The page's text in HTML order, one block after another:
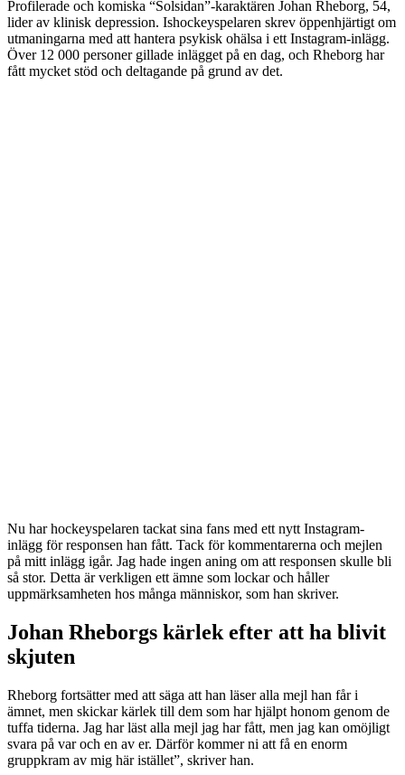
Profilerade och komiska “Solsidan”-karaktären Johan Rheborg, 54,
lider av klinisk depression. Ishockeyspelaren skrev öppenhjärtigt om
utmaningarna med att hantera psykisk ohälsa i ett Instagram-inlägg.
Över 12 000 personer gillade inlägget på en dag, och Rheborg har
fått mycket stöd och deltagande på grund av det.
Nu har hockeyspelaren tackat sina fans med ett nytt Instagram-
inlägg för responsen han fått. Tack för kommentarerna och mejlen
på mitt inlägg igår. Jag hade ingen aning om att responsen skulle bli
så stor. Detta är verkligen ett ämne som lockar och håller
uppmärksamheten hos många människor, som han skriver.
Johan Rheborgs kärlek efter att ha blivit
skjuten
Rheborg fortsätter med att säga att han läser alla mejl han får i
ämnet, men skickar kärlek till dem som har hjälpt honom genom de
tuffa tiderna. Jag har läst alla mejl jag har fått, men jag kan omöjligt
svara på var och en av er. Därför kommer ni att få en enorm
gruppkram av mig här istället”, skriver han.